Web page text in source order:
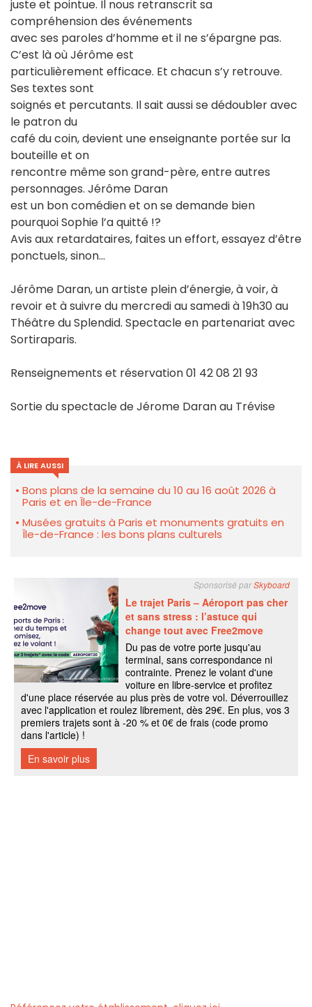
juste et pointue. Il nous retranscrit sa
compréhension des événements
avec ses paroles d’homme et il ne s’épargne pas.
C’est là où Jérôme est
particulièrement efficace. Et chacun s’y retrouve.
Ses textes sont
soignés et percutants. Il sait aussi se dédoubler avec
le patron du
café du coin, devient une enseignante portée sur la
bouteille et on
rencontre même son grand-père, entre autres
personnages. Jérôme Daran
est un bon comédien et on se demande bien
pourquoi Sophie l’a quitté !?
Avis aux retardataires, faites un effort, essayez d’être
ponctuels, sinon...
Jérôme Daran, un artiste plein d’énergie, à voir, à
revoir et à suivre du mercredi au samedi à 19h30 au
Théâtre du Splendid. Spectacle en partenariat avec
Sortiraparis.
Renseignements et réservation 01 42 08 21 93
Sortie du spectacle de Jérome Daran au Trévise
À LIRE AUSSI
Bons plans de la semaine du 10 au 16 août 2026 à
Paris et en Île-de-France
Musées gratuits à Paris et monuments gratuits en
Île-de-France : les bons plans culturels